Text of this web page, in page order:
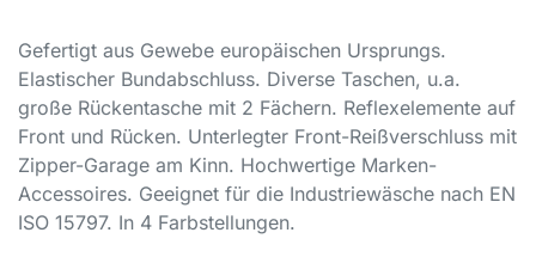
Gefertigt aus Gewebe europäischen Ursprungs.
Elastischer Bundabschluss. Diverse Taschen, u.a.
große Rückentasche mit 2 Fächern. Reflexelemente auf
Front und Rücken. Unterlegter Front-Reißverschluss mit
Zipper-Garage am Kinn. Hochwertige Marken-
Accessoires. Geeignet für die Industriewäsche nach EN
ISO 15797. In 4 Farbstellungen.